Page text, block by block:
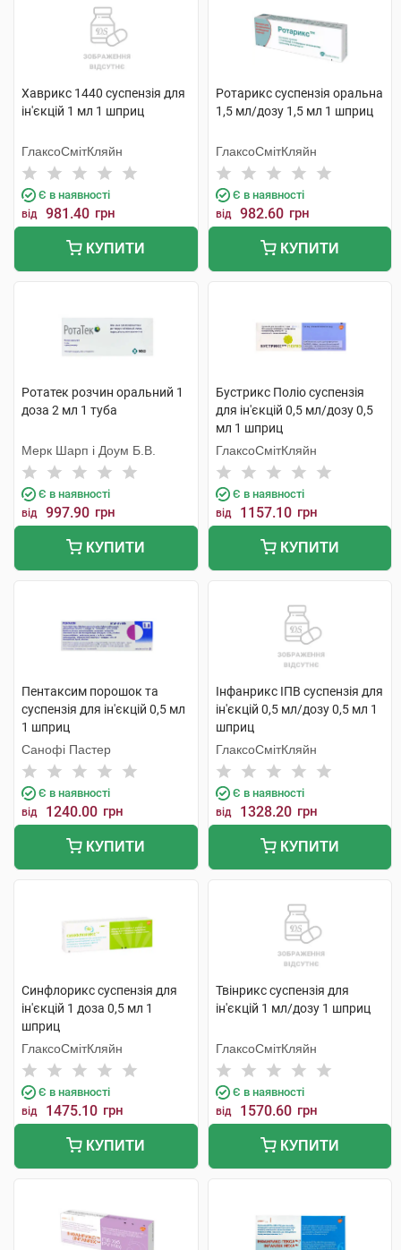
Хаврикс 1440 суспензія для
ін'єкцій 1 мл 1 шприц
ГлаксоСмітКляйн
Є в наявності
від 981.40 грн
КУПИТИ
Ротарикс суспензія оральна
1,5 мл/дозу 1,5 мл 1 шприц
ГлаксоСмітКляйн
Є в наявності
від 982.60 грн
КУПИТИ
Ротатек розчин оральний 1
доза 2 мл 1 туба
Мерк Шарп і Доум Б.В.
Є в наявності
від 997.90 грн
КУПИТИ
Бустрикс Поліо суспензія
для ін'єкцій 0,5 мл/дозу 0,5
мл 1 шприц
ГлаксоСмітКляйн
Є в наявності
від 1157.10 грн
КУПИТИ
Пентаксим порошок та
суспензія для ін'єкцій 0,5 мл
1 шприц
Санофі Пастер
Є в наявності
від 1240.00 грн
КУПИТИ
Інфанрикс ІПВ суспензія для
ін'єкцій 0,5 мл/дозу 0,5 мл 1
шприц
ГлаксоСмітКляйн
Є в наявності
від 1328.20 грн
КУПИТИ
Синфлорикс суспензія для
ін'єкцій 1 доза 0,5 мл 1
шприц
ГлаксоСмітКляйн
Є в наявності
від 1475.10 грн
КУПИТИ
Твінрикс суспензія для
ін'єкцій 1 мл/дозу 1 шприц
ГлаксоСмітКляйн
Є в наявності
від 1570.60 грн
КУПИТИ